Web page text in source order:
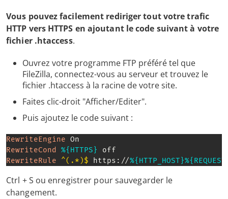
Vous pouvez facilement rediriger tout votre trafic
HTTP vers HTTPS en ajoutant le code suivant à votre
fichier .htaccess.
Ouvrez votre programme FTP préféré tel que
FileZilla, connectez-vous au serveur et trouvez le
fichier .htaccess à la racine de votre site.
Faites clic-droit "Afficher/Editer".
Puis ajoutez le code suivant :
RewriteEngine
RewriteCond
%{HTTPS}
RewriteRule ^(.*)$ https://%{HTTP_HOST}
Ctrl + S ou enregistrer pour sauvegarder le
changement.